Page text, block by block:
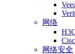
网络
网络安全